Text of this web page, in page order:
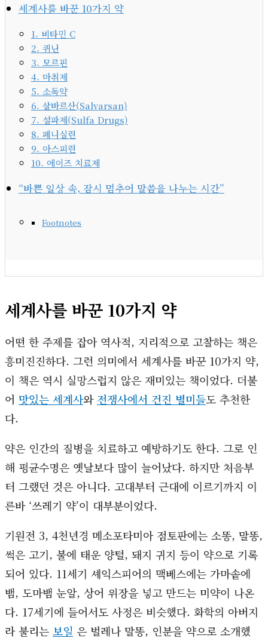
세계사를 바꾼 10가지 약
1. 비타민 C
2. 퀴닌
3. 모르핀
4. 마취제
5. 소독약
6. 살바르산(Salvarsan)
7. 설파제(Sulfa Drugs)
8. 페니실린
9. 아스피린
10. 에이즈 치료제
“바쁜 일상 속, 잠시 멈추어 말씀을 나누는 시간”
Footnotes
세계사를 바꾼 10가지 약
어떤 한 주제를 잡아 역사적, 지리적으로 고찰하는 책은
흥미진진하다. 그런 의미에서 세계사를 바꾼 10가지 약,
이 책은 역시 실망스럽지 않은 재미있는 책이었다. 더불
어 맛있는 세계사와 전쟁사에서 건진 별미들도 추천한
다.
약은 인간의 질병을 치료하고 예방하기도 한다. 그로 인
해 평균수명은 옛날보다 많이 늘어났다. 하지만 처음부
터 그랬던 것은 아니다. 고대부터 근대에 이르기까지 이
른바 ‘쓰레기 약’이 대부분이었다.
기원전 3, 4천년경 메소포타미아 점토판에는 소똥, 말똥,
썩은 고기, 불에 태운 양털, 돼지 귀지 등이 약으로 기록
되어 있다. 11세기 셰익스피어의 맥베스에는 가마솥에
뱀, 도마뱀 눈알, 상어 위장을 넣고 만드는 미약이 나온
다. 17세기에 들어서도 사정은 비슷했다. 화학의 아버지
라 불리는 보일 은 벌레나 말똥, 인분을 약으로 소개했